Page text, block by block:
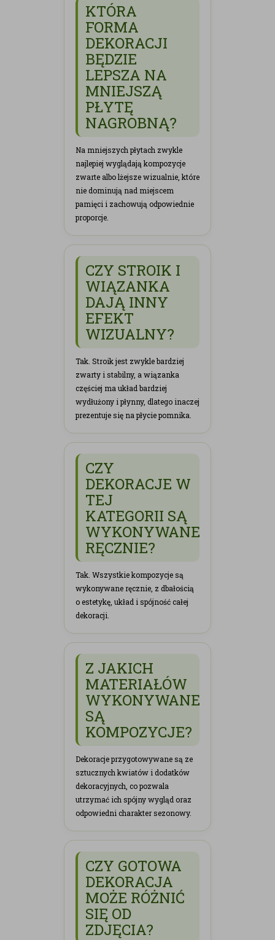
KTÓRA
FORMA
DEKORACJI
BĘDZIE
LEPSZA NA
MNIEJSZĄ
PŁYTĘ
NAGROBNĄ?
Na mniejszych płytach zwykle
najlepiej wyglądają kompozycje
zwarte albo lżejsze wizualnie, które
nie dominują nad miejscem
pamięci i zachowują odpowiednie
proporcje.
CZY STROIK I
WIĄZANKA
DAJĄ INNY
EFEKT
WIZUALNY?
Tak. Stroik jest zwykle bardziej
zwarty i stabilny, a wiązanka
częściej ma układ bardziej
wydłużony i płynny, dlatego inaczej
prezentuje się na płycie pomnika.
CZY
DEKORACJE W
TEJ
KATEGORII SĄ
WYKONYWANE
RĘCZNIE?
Tak. Wszystkie kompozycje są
wykonywane ręcznie, z dbałością
o estetykę, układ i spójność całej
dekoracji.
Z JAKICH
MATERIAŁÓW
WYKONYWANE
SĄ
KOMPOZYCJE?
Dekoracje przygotowywane są ze
sztucznych kwiatów i dodatków
dekoracyjnych, co pozwala
utrzymać ich spójny wygląd oraz
odpowiedni charakter sezonowy.
CZY GOTOWA
DEKORACJA
MOŻE RÓŻNIĆ
SIĘ OD
ZDJĘCIA?